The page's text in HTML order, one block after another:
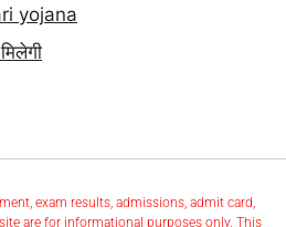
yojana
exam results, admissions, admit card,
are for informational purposes only. This